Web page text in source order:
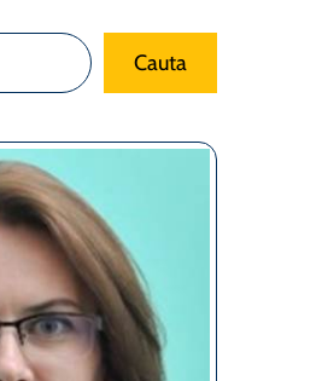
Cauta